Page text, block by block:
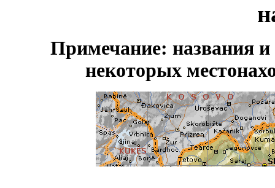
Примечание: названия и
некоторых